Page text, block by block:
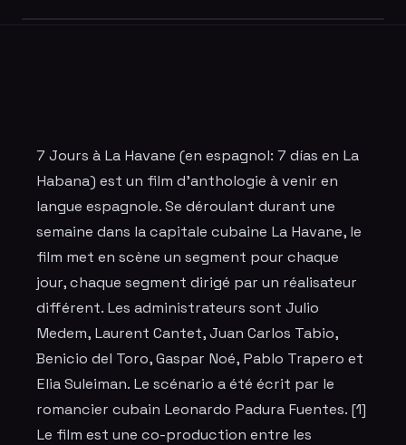
7 Jours à La Havane (en espagnol: 7 días en La
Habana) est un film d'anthologie à venir en
langue espagnole. Se déroulant durant une
semaine dans la capitale cubaine La Havane, le
film met en scène un segment pour chaque
jour, chaque segment dirigé par un réalisateur
différent. Les administrateurs sont Julio
Medem, Laurent Cantet, Juan Carlos Tabio,
Benicio del Toro, Gaspar Noé, Pablo Trapero et
Elia Suleiman. Le scénario a été écrit par le
romancier cubain Leonardo Padura Fuentes. [1]
Le film est une co-production entre les